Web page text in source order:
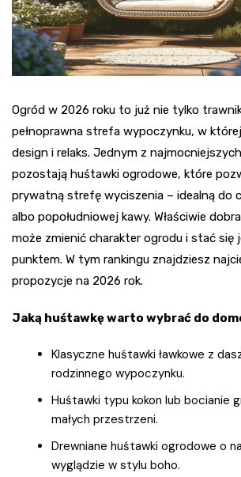
Ogród w 2026 roku to już nie tylko
pełnoprawna strefa wypoczynku, w
design i relaks. Jednym z
pozostają huśtawki ogrodowe, które
prywatną strefę wyciszenia – idealną do
albo popołudniowej kawy. Właściwie
może zmienić charakter ogrodu i stać się
punktem. W tym rankingu znajdziesz
propozycje na 2026 rok.
Jaką huśtawkę warto wybrać do
Klasyczne huśtawki ławkowe z
rodzinnego wypoczynku.
Huśtawki typu kokon lub bocianie
małych przestrzeni.
Drewniane huśtawki ogrodowe o
wyglądzie w stylu boho.